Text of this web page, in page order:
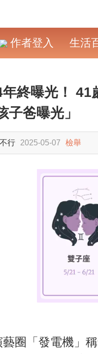
作者登入 生活
年終曝光！
子爸曝光」
行 2025-05-07 檢舉
藝圈「發電機」